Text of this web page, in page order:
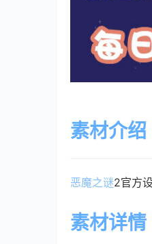
素材介绍
恶魔之谜2官方
素材详情